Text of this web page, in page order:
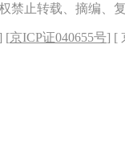
禁止转载、摘编、
[京ICP证040655号] [